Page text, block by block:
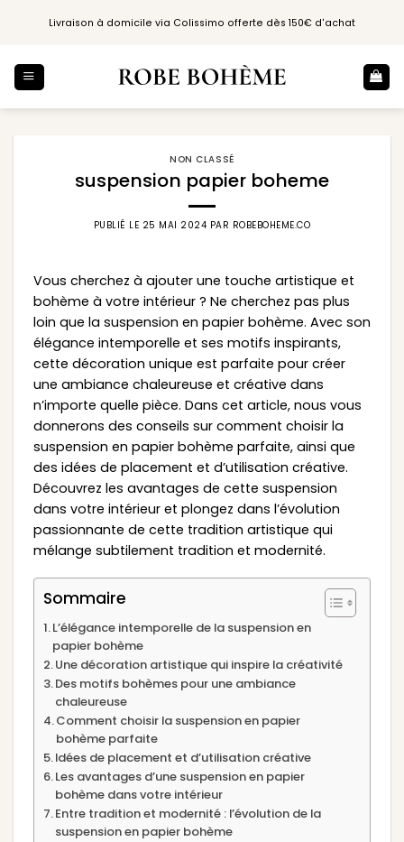
Livraison à domicile via Colissimo offerte dès 150€ d'achat
NON CLASSÉ
suspension papier boheme
PUBLIÉ LE 25 MAI 2024 PAR ROBEBOHEME.CO
Vous cherchez à ajouter une touche artistique et
bohème à votre intérieur ? Ne cherchez pas plus
loin que la suspension en papier bohème. Avec son
élégance intemporelle et ses motifs inspirants,
cette décoration unique est parfaite pour créer
une ambiance chaleureuse et créative dans
n’importe quelle pièce. Dans cet article, nous vous
donnerons des conseils sur comment choisir la
suspension en papier bohème parfaite, ainsi que
des idées de placement et d’utilisation créative.
Découvrez les avantages de cette suspension
dans votre intérieur et plongez dans l’évolution
passionnante de cette tradition artistique qui
mélange subtilement tradition et modernité.
Sommaire
L’élégance intemporelle de la suspension en
papier bohème
Une décoration artistique qui inspire la créativité
Des motifs bohèmes pour une ambiance
chaleureuse
Comment choisir la suspension en papier
bohème parfaite
Idées de placement et d’utilisation créative
Les avantages d’une suspension en papier
bohème dans votre intérieur
Entre tradition et modernité : l’évolution de la
suspension en papier bohème